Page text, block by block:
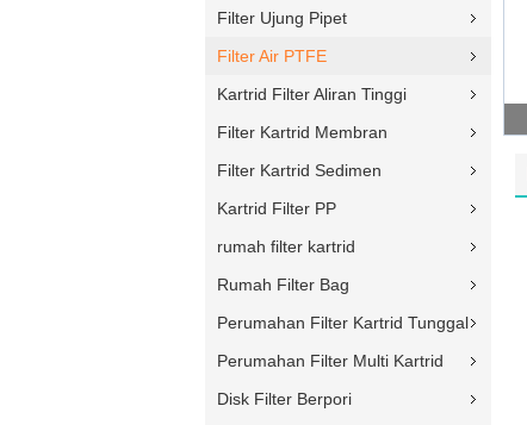
Filter Ujung Pipet
Filter Air PTFE
Kartrid Filter Aliran Tinggi
Filter Kartrid Membran
Filter Kartrid Sedimen
Kartrid Filter PP
rumah filter kartrid
Rumah Filter Bag
Perumahan Filter Kartrid Tunggal
Perumahan Filter Multi Kartrid
Disk Filter Berpori